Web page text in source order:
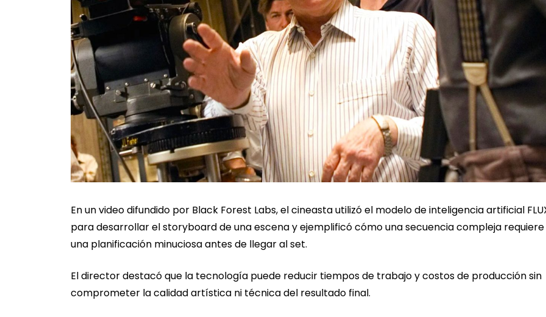
En un video difundido por Black Forest Labs, el cineasta utilizó el modelo de inteligencia artificial
para desarrollar el storyboard de una escena y ejemplificó cómo una secuencia compleja requiere
una planificación minuciosa antes de llegar al set.
El director destacó que la tecnología puede reducir tiempos de trabajo y costos de producción sin
comprometer la calidad artística ni técnica del resultado final.